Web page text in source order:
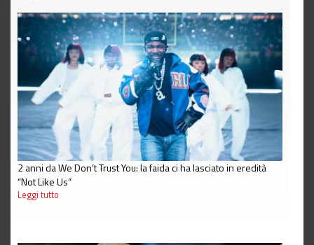
2 anni da We Don’t Trust You: la faida ci ha lasciato in eredità
“Not Like Us”
Leggi tutto